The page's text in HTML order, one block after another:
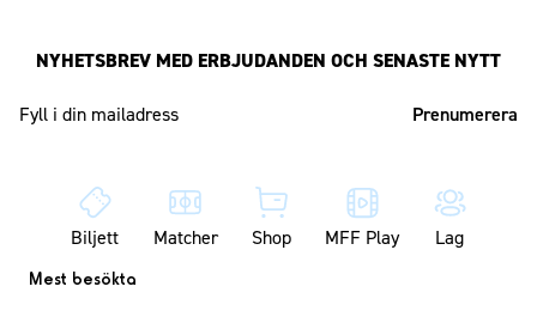
NYHETSBREV MED ERBJUDANDEN OCH SENASTE NYTT
Biljett Matcher Shop MFF Play Lag
Mest besökta